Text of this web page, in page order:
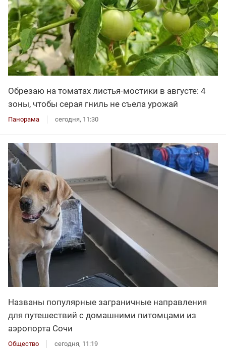
Обрезаю на томатах листья-мостики в августе: 4
зоны, чтобы серая гниль не съела урожай
Панорама сегодня, 11:30
Названы популярные заграничные направления
для путешествий с домашними питомцами из
аэропорта Сочи
Общество сегодня, 11:19